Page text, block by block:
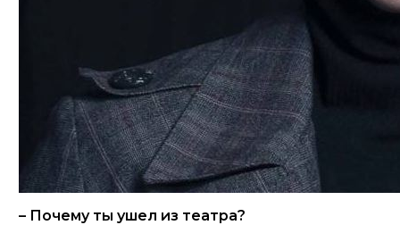
– Почему ты ушел из театра?